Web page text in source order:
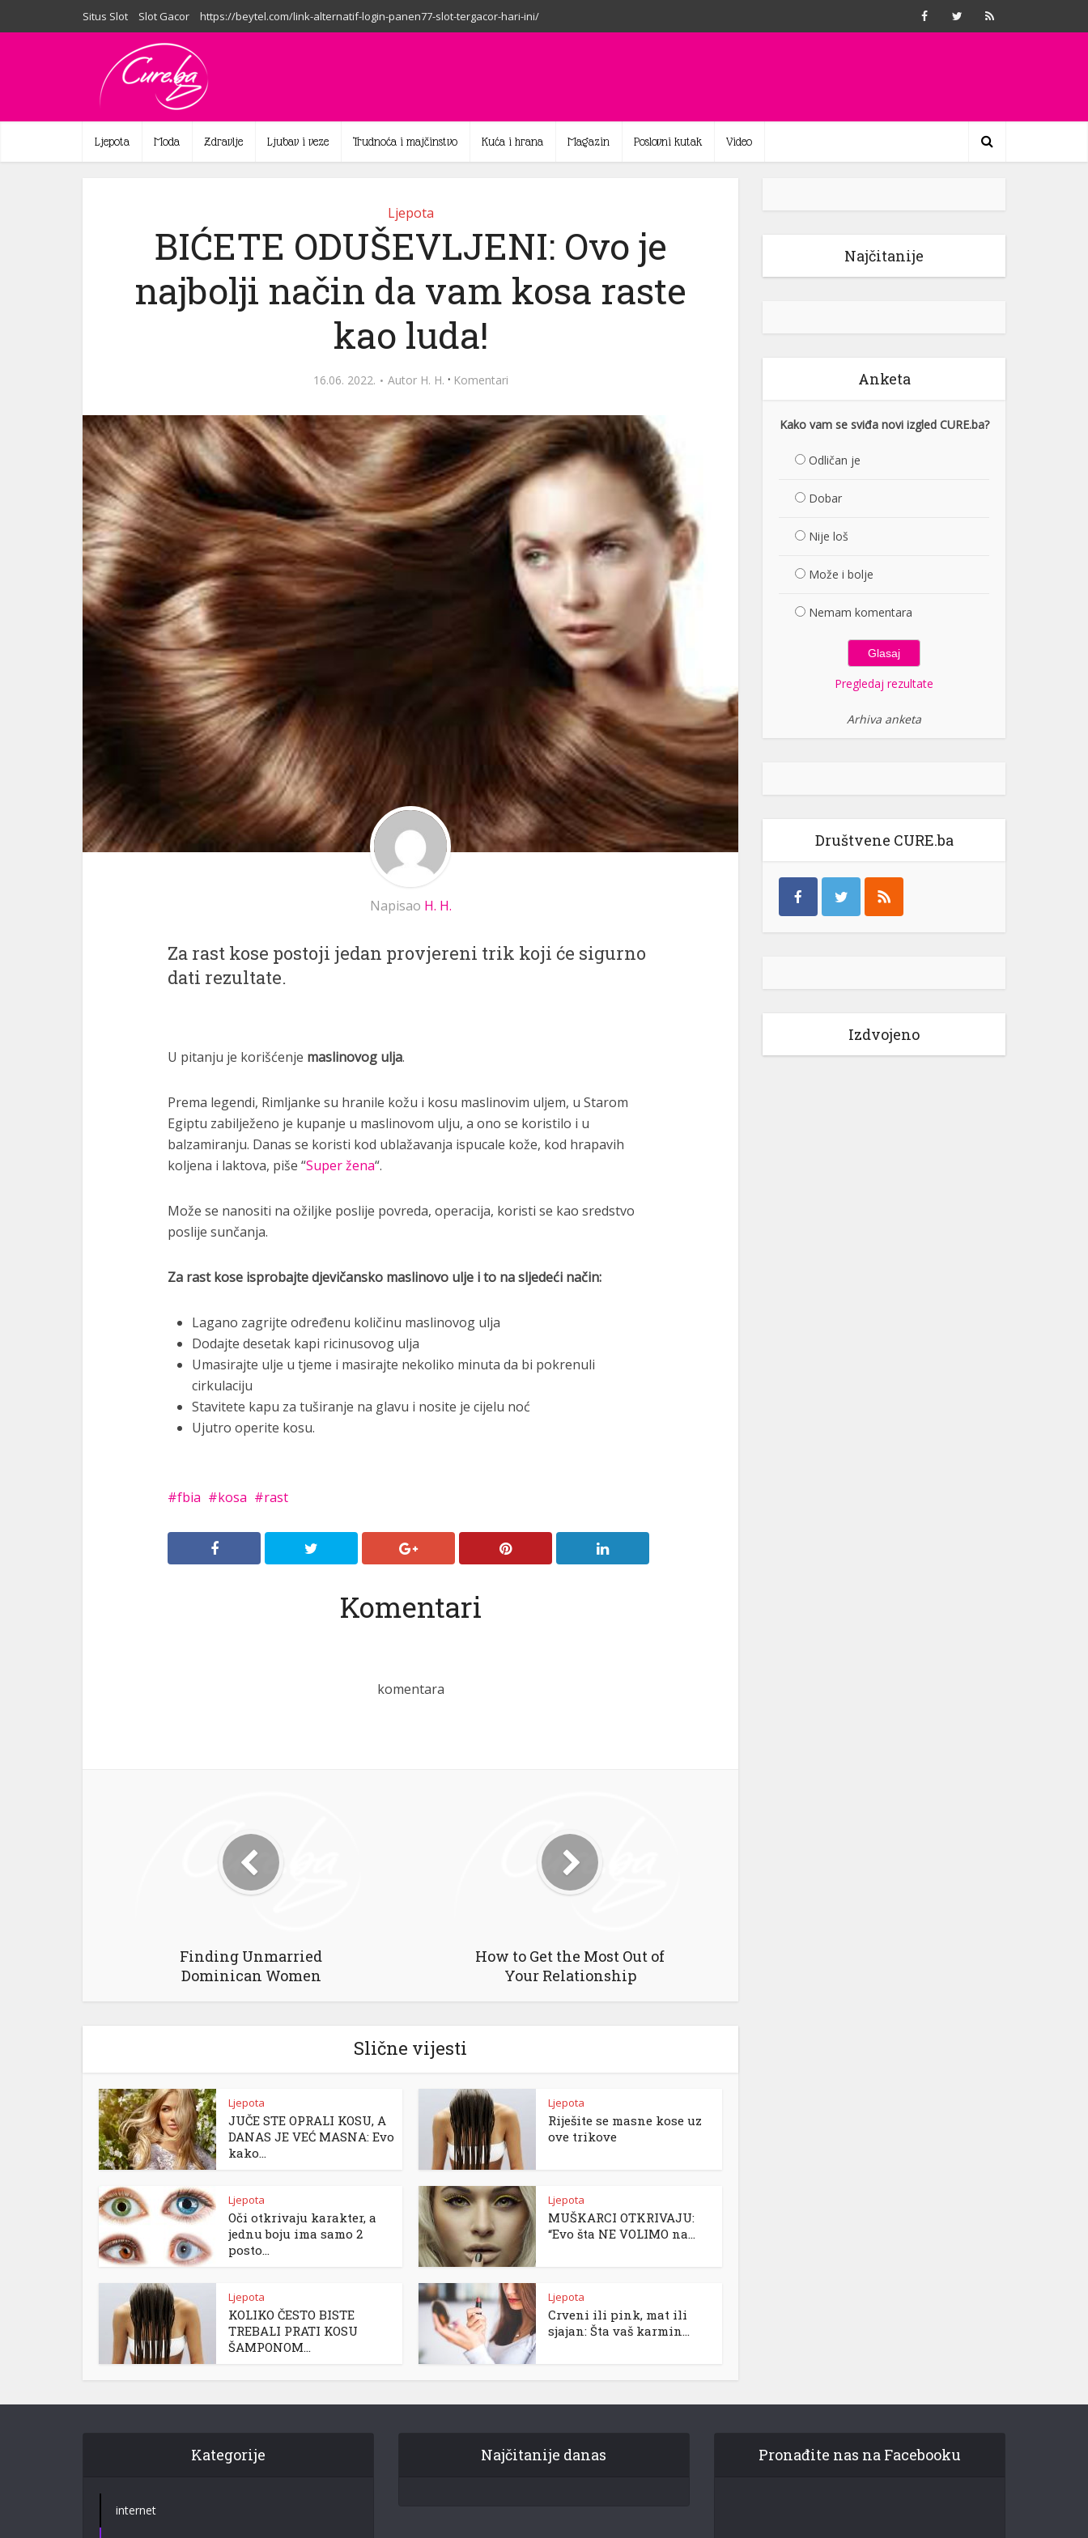
Situs Slot Slot Gacor https://beytel.com/link-alternatif-login-panen77-slot-tergacor-hari-ini/
Ljepota Moda Zdravlje Ljubav i veze Trudnoća i majčinstvo Kuća i hrana Magazin Poslovni kutak Video
Ljepota
BIĆETE ODUŠEVLJENI: Ovo je
najbolji način da vam kosa raste
kao luda!
16.06. 2022. Autor H. H. · Komentari
Napisao H. H.
Za rast kose postoji jedan provjereni trik koji će sigurno
dati rezultate.
U pitanju je korišćenje maslinovog ulja.
Prema legendi, Rimljanke su hranile kožu i kosu maslinovim uljem, u Starom
Egiptu zabilježeno je kupanje u maslinovom ulju, a ono se koristilo i u
balzamiranju. Danas se koristi kod ublažavanja ispucale kože, kod hrapavih
koljena i laktova, piše “Super žena“.
Može se nanositi na ožiljke poslije povreda, operacija, koristi se kao sredstvo
poslije sunčanja.
Za rast kose isprobajte djevičansko maslinovo ulje i to na sljedeći način:
Lagano zagrijte određenu količinu maslinovog ulja
Dodajte desetak kapi ricinusovog ulja
Umasirajte ulje u tjeme i masirajte nekoliko minuta da bi pokrenuli
cirkulaciju
Stavitete kapu za tuširanje na glavu i nosite je cijelu noć
Ujutro operite kosu.
fbia kosa rast
Komentari
komentara
Finding Unmarried
Dominican Women
How to Get the Most Out of
Your Relationship
Slične vijesti
Ljepota
JUČE STE OPRALI KOSU, A
DANAS JE VEĆ MASNA: Evo
kako...
Ljepota
Riješite se masne kose uz
ove trikove
Ljepota
Oči otkrivaju karakter, a
jednu boju ima samo 2
posto...
Ljepota
MUŠKARCI OTKRIVAJU:
“Evo šta NE VOLIMO na...
Ljepota
KOLIKO ČESTO BISTE
TREBALI PRATI KOSU
ŠAMPONOM...
Ljepota
Crveni ili pink, mat ili
sjajan: Šta vaš karmin...
Najčitanije
Anketa
Kako vam se sviđa novi izgled CURE.ba?
Odličan je
Dobar
Nije loš
Može i bolje
Nemam komentara
Pregledaj rezultate
Arhiva anketa
Društvene CURE.ba
Izdvojeno
Kategorije
internet
Najčitanije danas Pronađite nas na Facebooku